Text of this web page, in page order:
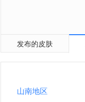
发布的皮肤
山南地区